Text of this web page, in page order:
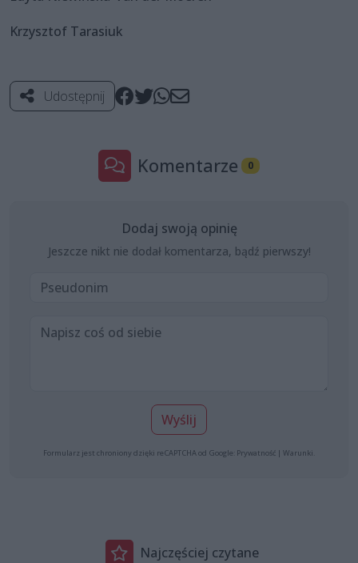
Krzysztof Tarasiuk
Udostępnij
Komentarze 0
Dodaj swoją opinię
Jeszcze nikt nie dodał komentarza, bądź pierwszy!
Wyślij
Formularz jest chroniony dzięki reCAPTCHA od Google: Prywatność | Warunki
Najczęściej czytane